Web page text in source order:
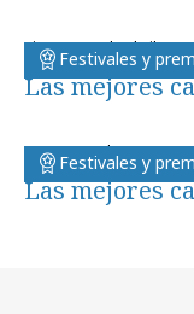
Festivales y
viernes, 27 de abril 2012
Las mejores
Festivales y
martes, 13 de marzo
Las mejores